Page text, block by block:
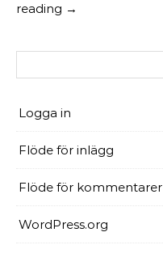
reading →
Logga in
Flöde för inlägg
Flöde för kommentarer
WordPress.org